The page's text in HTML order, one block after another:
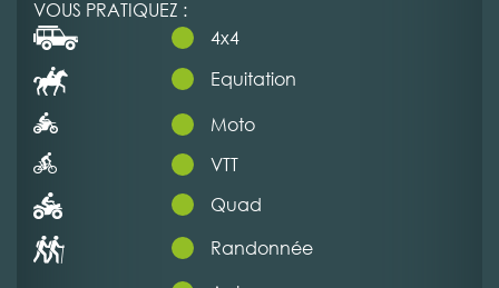
VOUS PRATIQUEZ :
4x4
Equitation
Moto
VTT
Quad
Randonnée